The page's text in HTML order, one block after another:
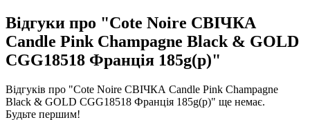
Відгуки про "Cоte Noire СВІЧКА
Candle Pink Champagne Black & GOLD
CGG18518 Франція 185g(р)"
Відгуків про "Cоte Noire СВІЧКА Candle Pink Champagne
Black & GOLD CGG18518 Франція 185g(р)" ще немає.
Будьте першим!